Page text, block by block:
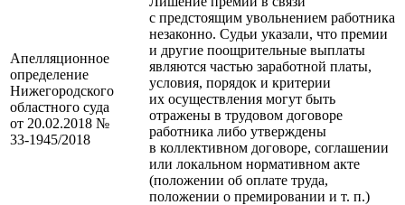
Апелляционное
определение
Нижегородского
областного суда
от 20.02.2018 №
33‑1945/2018
с предстоящим увольнением работника
незаконно. Судьи указали, что премии
и другие поощрительные выплаты
являются частью заработной платы,
условия, порядок и критерии
их осуществления могут быть
отражены в трудовом договоре
работника либо утверждены
в коллективном договоре, соглашении
или локальном нормативном акте
(положении об оплате труда,
положении о премировании и т. п.)